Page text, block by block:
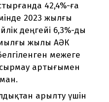
42,4%-ға
2023 жылғы
деңгейі 6,3%-ды
жылы АӘК
межеге
артығымен
арылту үшін